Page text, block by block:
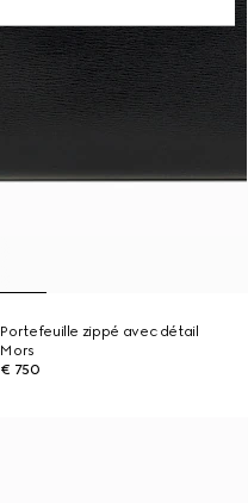
Portefeuille zippé avec détail
Mors
€ 750